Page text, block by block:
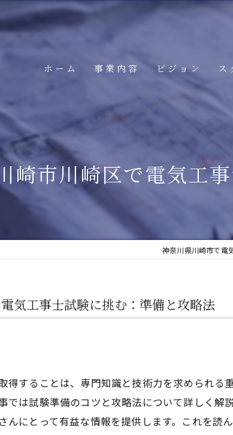
ホーム 事業内容 ビジョン ス
崎市川崎区で電気工
神奈川県川崎市で電
気工事士試験に挑む：準備と攻略法
得することは、専門知識と技術力を求められ
では試験準備のコツと攻略法について詳しく
んにとって有益な情報を提供します。これを読